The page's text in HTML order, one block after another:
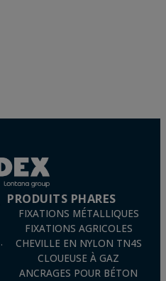
PRODUITS PHARES
FIXATIONS MÉTALLIQUES
FIXATIONS AGRICOLES
CHEVILLE EN NYLON TN4S
CLOUEUSE À GAZ
ANCRAGES POUR BÉTON